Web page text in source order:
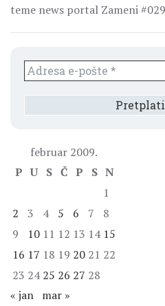
teme news portal Zameni
februar 2009.
P U S Č P S N
1
2
3 4 5 6 7
8
9
10 11 12 13 14 15
16 17 18 19 20 21 22
23 24 25 26 27 28
« jan mar »